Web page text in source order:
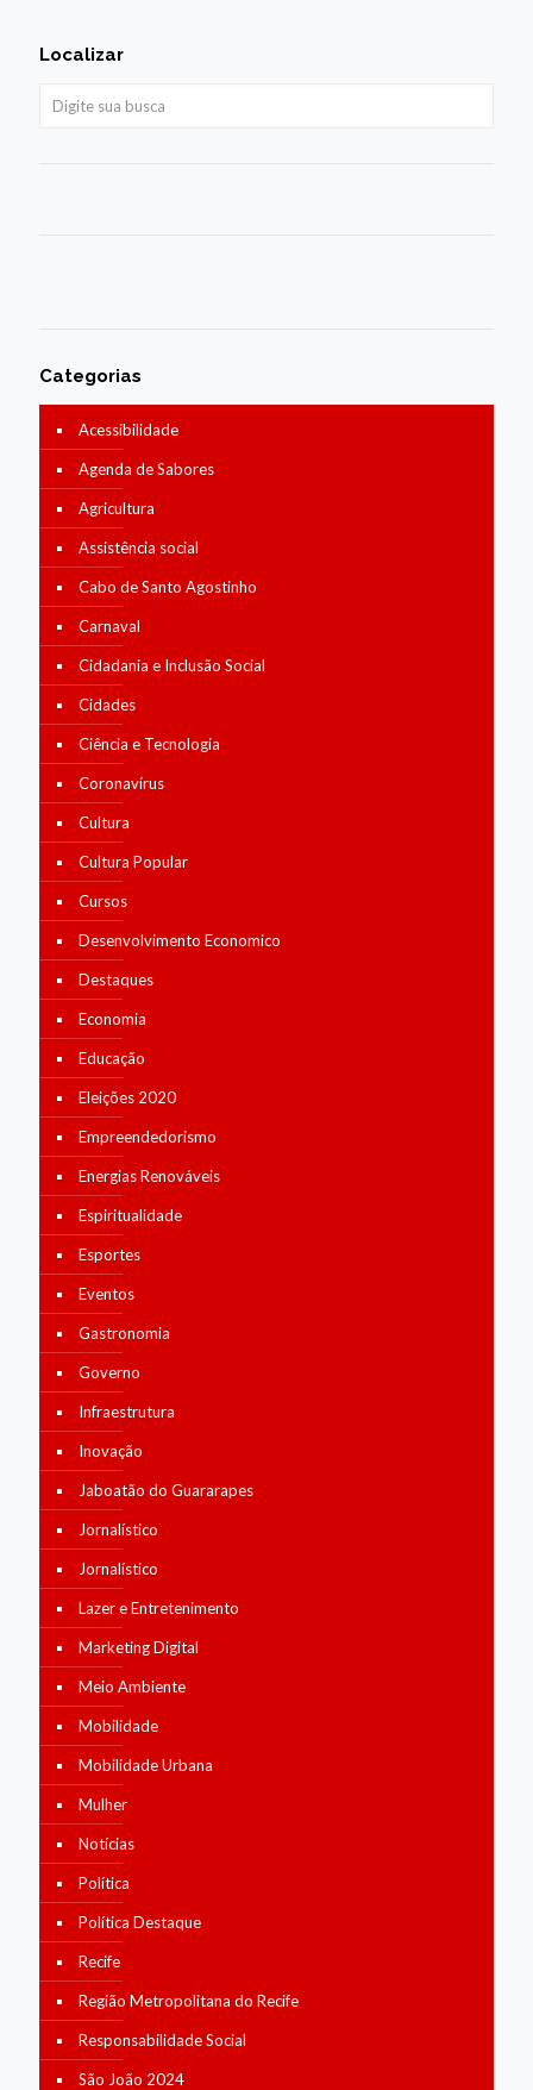
Localizar
Categorias
Acessibilidade
Agenda de Sabores
Agricultura
Assistência social
Cabo de Santo Agostinho
Carnaval
Cidadania e Inclusão Social
Cidades
Ciência e Tecnologia
Coronavírus
Cultura
Cultura Popular
Cursos
Desenvolvimento Economico
Destaques
Economia
Educação
Eleições 2020
Empreendedorismo
Energias Renováveis
Espiritualidade
Esportes
Eventos
Gastronomia
Governo
Infraestrutura
Inovação
Jaboatão do Guararapes
Jornalístico
Jornalístico
Lazer e Entretenimento
Marketing Digital
Meio Ambiente
Mobilidade
Mobilidade Urbana
Mulher
Notícias
Política
Política Destaque
Recife
Região Metropolitana do Recife
Responsabilidade Social
São João 2024